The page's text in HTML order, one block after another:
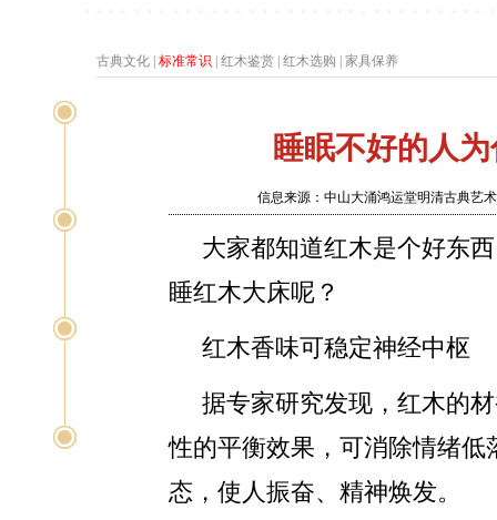
古典文化 标准常识 红木鉴赏 红木选购 家具保养
睡眠不好的人
信息来源：中山大涌鸿运堂明清古典
大家都知道红木是个好东
睡红木大床呢？
红木香味可稳定神经中枢
据专家研究发现，红木的
性的平衡效果，可消除情绪
态，使人振奋、精神焕发。